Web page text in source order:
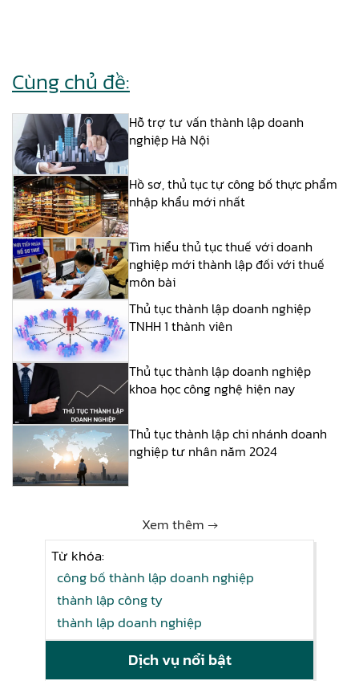
Cùng chủ đề:
Hỗ trợ tư vấn thành lập doanh
nghiệp Hà Nội
Hồ sơ, thủ tục tự công bố thực phẩm
nhập khẩu mới nhất
Tìm hiểu thủ tục thuế với doanh
nghiệp mới thành lập đối với thuế
môn bài
Thủ tục thành lập doanh nghiệp
TNHH 1 thành viên
Thủ tục thành lập doanh nghiệp
khoa học công nghệ hiện nay
Thủ tục thành lập chi nhánh doanh
nghiệp tư nhân năm 2024
Xem thêm →
Từ khóa:
công bố thành lập doanh nghiệp
thành lập công ty
thành lập doanh nghiệp
Dịch vụ nổi bật